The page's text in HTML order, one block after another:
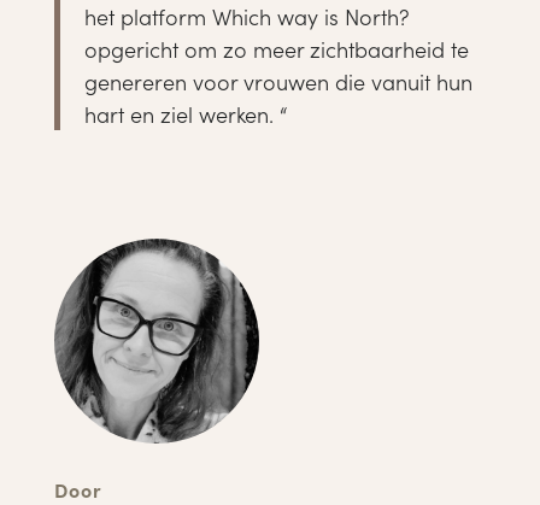
het platform Which way is North?
opgericht om zo meer zichtbaarheid te
genereren voor vrouwen die vanuit hun
hart en ziel werken. “
Door